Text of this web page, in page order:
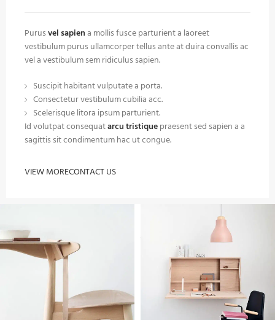
Purusvel sapiena mollis fusce parturient a laoreet
vestibulum purus ullamcorper tellus ante at duira convallis ac
vel a vestibulum sem ridiculus sapien.
Suscipit habitant vulputate a porta.
Consectetur vestibulum cubilia acc.
Scelerisque litora ipsum parturient.
Id volutpat consequatarcu tristiquepraesent sed sapien a a
sagittis sit condimentum hac ut congue.
VIEW MORECONTACT US